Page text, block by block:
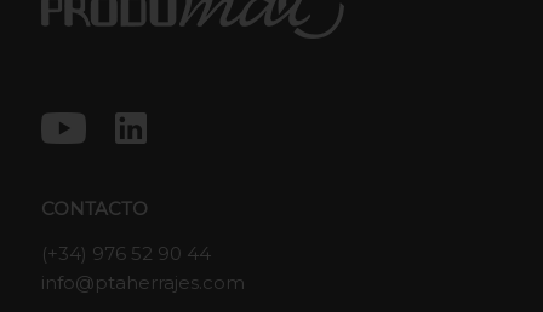
CONTACTO
(+34) 976 52 90 44
info@ptaherrajes.com